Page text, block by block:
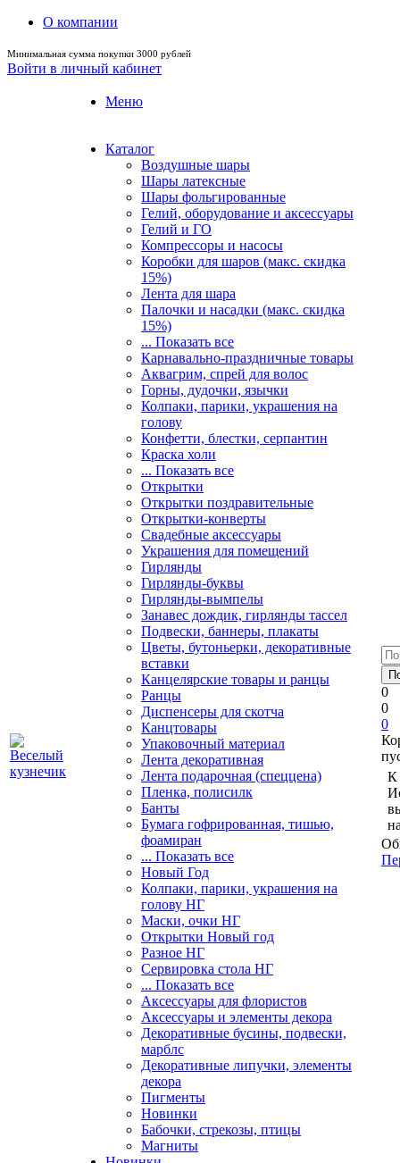
О компании
Минимальная сумма покупки 3000 рублей
Войти в личный кабинет
Меню
Каталог
Воздушные шары
Шары латексные
Шары фольгированные
Гелий, оборудование и аксессуары
Гелий и ГО
Компрессоры и насосы
Коробки для шаров (макс. скидка
15%)
Лента для шара
Палочки и насадки (макс. скидка
15%)
... Показать все
Карнавально-праздничные товары
Аквагрим, спрей для волос
Горны, дудочки, язычки
Колпаки, парики, украшения на
голову
Конфетти, блестки, серпантин
Краска холи
... Показать все
Открытки
Открытки поздравительные
Открытки-конверты
Свадебные аксессуары
Украшения для помещений
Гирлянды
Гирлянды-буквы
Гирлянды-вымпелы
Занавес дождик, гирлянды тассел
Подвески, баннеры, плакаты
Цветы, бутоньерки, декоративные
вставки
Канцелярские товары и ранцы
Ранцы
Диспенсеры для скотча
Канцтовары
Упаковочный материал
Лента декоративная
Лента подарочная (спеццена)
Пленка, полисилк
Банты
Бумага гофрированная, тишью,
фоамиран
... Показать все
Новый Год
Колпаки, парики, украшения на
голову НГ
Маски, очки НГ
Открытки Новый год
Разное НГ
Сервировка стола НГ
... Показать все
Аксессуары для флористов
Аксессуары и элементы декора
Декоративные бусины, подвески,
марблс
Декоративные липучки, элементы
декора
Пигменты
Новинки
Бабочки, стрекозы, птицы
Магниты
0
0
0
К